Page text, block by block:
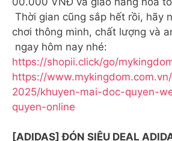
Thời gian cũng sắp hết rồi, hãy
chơi thông minh, chất lượng và
ngay hôm nay nhé:
https://shopii.click/go/
https://
2025/khuyen-mai-doc-quyen-
quyen-online
[ADIDAS] ĐÓN SIÊU DEAL